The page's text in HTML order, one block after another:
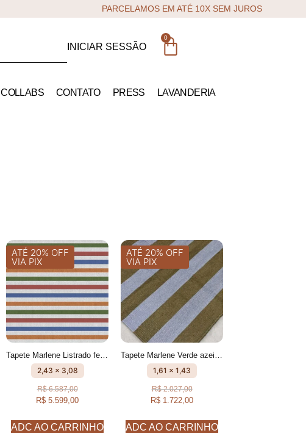
PARCELAMOS EM ATÉ 10X SEM JUROS
INICIAR SESSÃO
0
COLLABS CONTATO PRESS LAVANDERIA
ATÉ 20% OFF
VIA PIX
Tapete Marlene Listrado feito à mão, 100% algodão reciclado
2,43 x 3,08
R$6.587,00
R$ 5.599,00
ADC AO CARRINHO
ATÉ 20% OFF
VIA PIX
Tapete Marlene Verde azeitona e Azul Celeste Listrado feito à mão, 100% algodão reciclado
1,61 x 1,43
R$2.027,00
R$ 1.722,00
ADC AO CARRINHO